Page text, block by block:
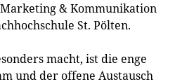
& Kommunikation
St. Pölten.
macht, ist die enge
und der offene Austausch